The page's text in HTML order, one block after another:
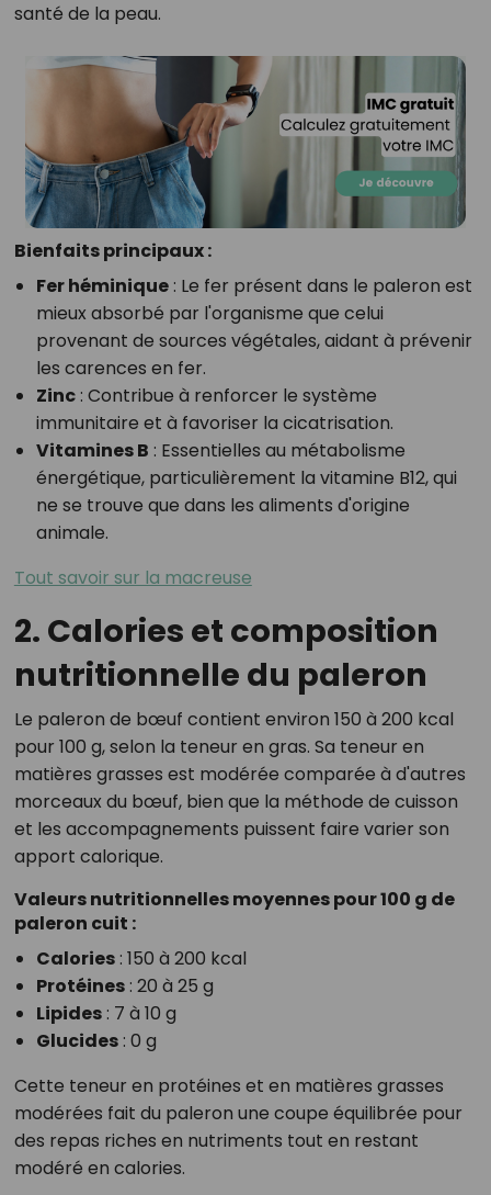
santé de la peau.
Bienfaits principaux :
Fer héminique: Le fer présent dans le paleron est
mieux absorbé par l'organisme que celui
provenant de sources végétales, aidant à prévenir
les carences en fer.
Zinc: Contribue à renforcer le système
immunitaire et à favoriser la cicatrisation.
Vitamines B : Essentielles au métabolisme
énergétique, particulièrement la vitamine B12, qui
ne se trouve que dans les aliments d'origine
animale.
Tout savoir sur la macreuse
2. Calories et composition
nutritionnelle du paleron
Le paleron de bœuf contient environ 150 à 200 kcal
pour 100 g, selon la teneur en gras. Sa teneur en
matières grasses est modérée comparée à d'autres
morceaux du bœuf, bien que la méthode de cuisson
et les accompagnements puissent faire varier son
apport calorique.
Valeurs nutritionnelles moyennes pour 100 g de
paleron cuit :
Calories: 150 à 200 kcal
Protéines: 20 à 25 g
Lipides: 7 à 10 g
Glucides: 0 g
Cette teneur en protéines et en matières grasses
modérées fait du paleron une coupe équilibrée pour
des repas riches en nutriments tout en restant
modéré en calories.